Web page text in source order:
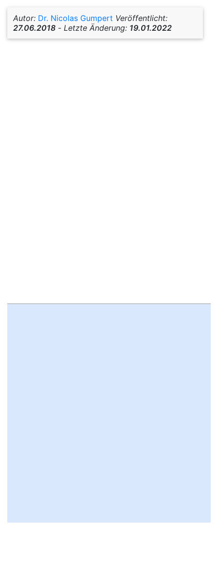
Autor: Dr. Nicolas Gumpert Veröffentlicht:
27.06.2018 - Letzte Änderung: 19.01.2022